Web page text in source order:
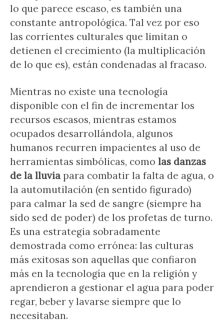
lo que parece escaso, es también una
constante antropológica. Tal vez por eso
las corrientes culturales que limitan o
detienen el crecimiento (la multiplicación
de lo que es), están condenadas al fracaso.
Mientras no existe una tecnología
disponible con el fin de incrementar los
recursos escasos, mientras estamos
ocupados desarrollándola, algunos
humanos recurren impacientes al uso de
herramientas simbólicas, como las danzas
de la lluvia para combatir la falta de agua, o
la automutilación (en sentido figurado)
para calmar la sed de sangre (siempre ha
sido sed de poder) de los profetas de turno.
Es una estrategia sobradamente
demostrada como errónea: las culturas
más exitosas son aquellas que confiaron
más en la tecnología que en la religión y
aprendieron a gestionar el agua para poder
regar, beber y lavarse siempre que lo
necesitaban.